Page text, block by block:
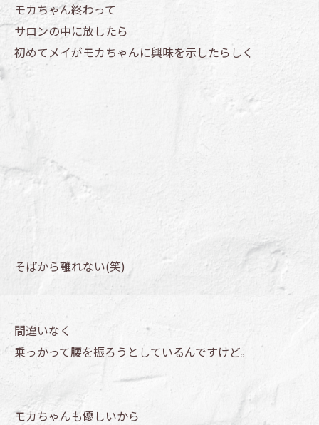
モカちゃん終わって
サロンの中に放したら
初めてメイがモカちゃんに興味を示したらしく
そばから離れない(笑)
間違いなく
乗っかって腰を振ろうとしているんですけど。
モカちゃんも優しいから